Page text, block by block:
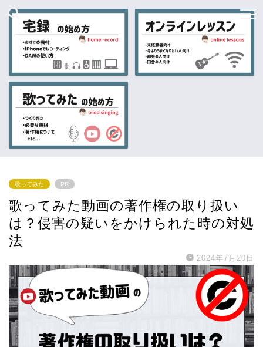
歌ってみた PR
歌ってみた動画の著作権の取り扱い
は？侵害の疑いをかけられた時の対処
法
2024年7月20日